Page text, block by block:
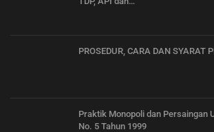
PROSEDUR, CARA DAN SYARAT
Praktik Monopoli dan Persaingan
No. 5 Tahun 1999